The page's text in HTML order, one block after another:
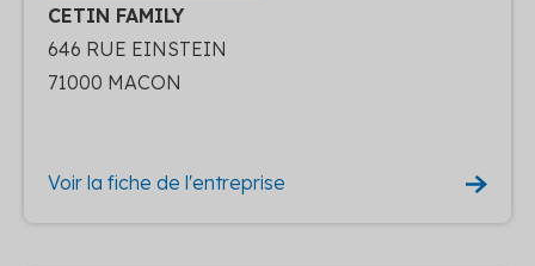
CETIN FAMILY
646 RUE EINSTEIN
71000 MACON
Voir la fiche de l'entreprise